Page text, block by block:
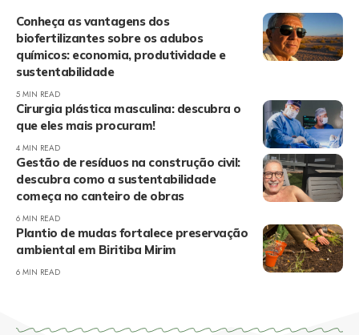
Conheça as vantagens dos
biofertilizantes sobre os adubos
químicos: economia, produtividade e
sustentabilidade
5 MIN READ
Cirurgia plástica masculina: descubra o
que eles mais procuram!
4 MIN READ
Gestão de resíduos na construção civil:
descubra como a sustentabilidade
começa no canteiro de obras
6 MIN READ
Plantio de mudas fortalece preservação
ambiental em Biritiba Mirim
6 MIN READ